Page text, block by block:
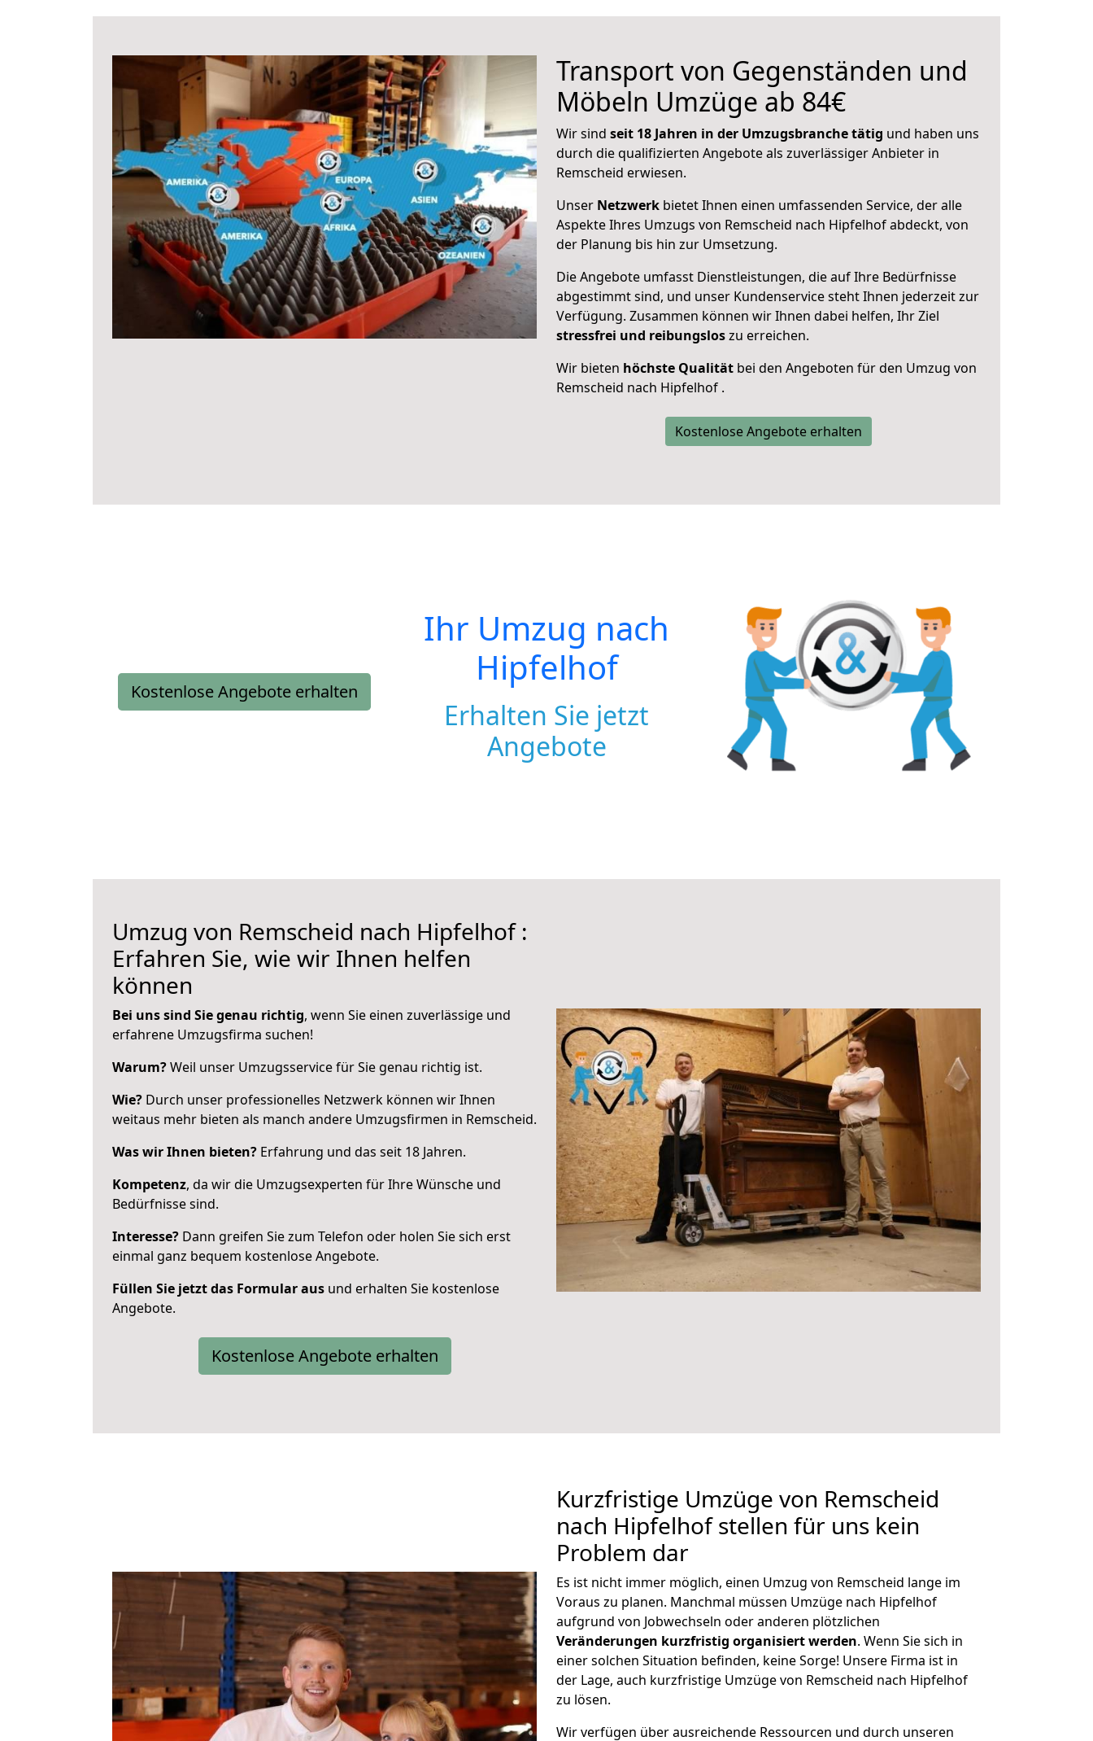
Transport von Gegenständen und
Möbeln Umzüge ab 84€
Wir sind seit 18 Jahren in der Umzugsbranche tätig und haben uns
durch die qualifizierten Angebote als zuverlässiger Anbieter in
Remscheid erwiesen.
Unser Netzwerk bietet Ihnen einen umfassenden Service, der alle
Aspekte Ihres Umzugs von Remscheid nach Hipfelhof abdeckt, von
der Planung bis hin zur Umsetzung.
Die Angebote umfasst Dienstleistungen, die auf Ihre Bedürfnisse
abgestimmt sind, und unser Kundenservice steht Ihnen jederzeit zur
Verfügung. Zusammen können wir Ihnen dabei helfen, Ihr Ziel
stressfrei und reibungsloszu erreichen.
Wir bieten höchste Qualität bei den Angeboten für den Umzug von
Remscheid nach Hipfelhof .
Kostenlose Angebote erhalten
Kostenlose Angebote erhalten
Ihr Umzug nach
Hipfelhof
Erhalten Sie jetzt
Angebote
Umzug von Remscheid nach Hipfelhof :
Erfahren Sie, wie wir Ihnen helfen
können
Bei uns sind Sie genau richtig, wenn Sie einen zuverlässige und
erfahrene Umzugsfirma suchen!
Warum?Weil unser Umzugsservice für Sie genau richtig ist.
Wie? Durch unser professionelles Netzwerk können wir Ihnen
weitaus mehr bieten als manch andere Umzugsfirmen in Remscheid.
Was wir Ihnen bieten? Erfahrung und das seit 18 Jahren.
Kompetenz, da wir die Umzugsexperten für Ihre Wünsche und
Bedürfnisse sind.
Interesse? Dann greifen Sie zum Telefon oder holen Sie sich erst
einmal ganz bequem kostenlose Angebote.
Füllen Sie jetzt das Formular aus und erhalten Sie kostenlose
Angebote.
Kostenlose Angebote erhalten
Kurzfristige Umzüge von Remscheid
nach Hipfelhof stellen für uns kein
Problem dar
Es ist nicht immer möglich, einen Umzug von Remscheid lange im
Voraus zu planen. Manchmal müssen Umzüge nach Hipfelhof
aufgrund von Jobwechseln oder anderen plötzlichen
Veränderungen kurzfristig organisiert werden. Wenn Sie sich in
einer solchen Situation befinden, keine Sorge! Unsere Firma ist in
der Lage, auch kurzfristige Umzüge von Remscheid nach Hipfelhof
zu lösen.
Wir verfügen über ausreichende Ressourcen und durch unseren